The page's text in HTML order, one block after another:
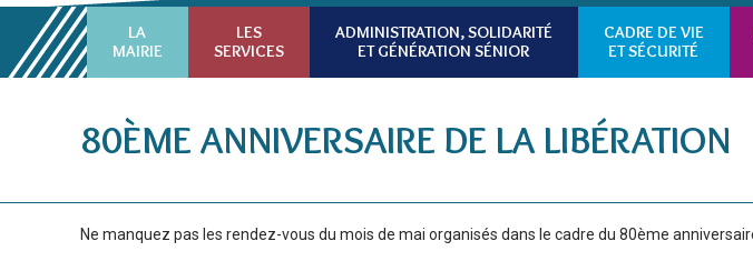
LA
MAIRIE
LES
SERVICES
ADMINISTRATION, SOLIDARITÉ
ET GÉNÉRATION SÉNIOR
CADRE DE VIE
ET SÉCURITÉ
80ÈME ANNIVERSAIRE DE LA LIBÉRATION
Ne manquez pas les rendez-vous du mois de mai organisés dans le cadre du 80ème